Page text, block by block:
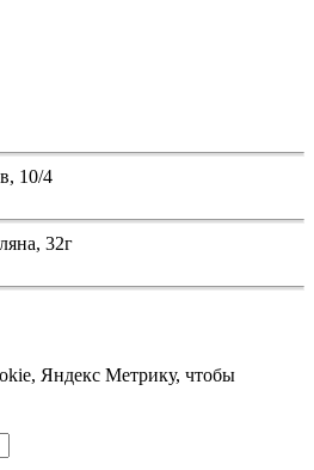
10/4
32г
Яндекс Метрику, чтобы